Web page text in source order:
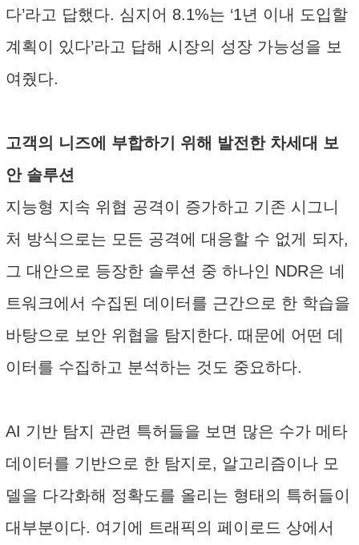
다’라고 답했다. 심지어 8.1%는 ‘1년 이내 도입할
계획이 있다’라고 답해 시장의 성장 가능성을 보
여줬다.
고객의 니즈에 부합하기 위해 발전한 차세대 보
안 솔루션
지능형 지속 위협 공격이 증가하고 기존 시그니
처 방식으로는 모든 공격에 대응할 수 없게 되자,
그 대안으로 등장한 솔루션 중 하나인 NDR은 네
트워크에서 수집된 데이터를 근간으로 한 학습을
바탕으로 보안 위협을 탐지한다. 때문에 어떤 데
이터를 수집하고 분석하는 것도 중요하다.
AI 기반 탐지 관련 특허들을 보면 많은 수가 메타
데이터를 기반으로 한 탐지로, 알고리즘이나 모
델을 다각화해 정확도를 올리는 형태의 특허들이
대부분이다. 여기에 트래픽의 페이로드 상에서